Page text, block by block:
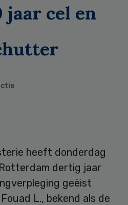
jaar cel en
heeft donderdag
dertig jaar
geëist
L., bekend als de